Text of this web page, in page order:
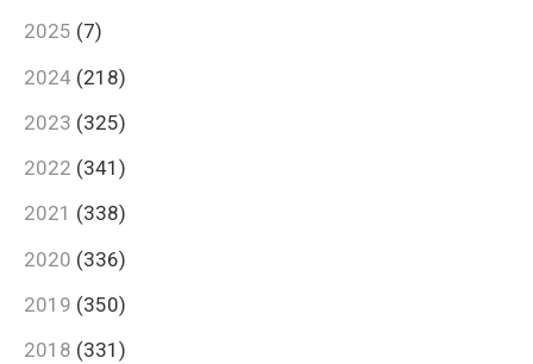
2025 (7)
2024 (218)
2023 (325)
2022 (341)
2021 (338)
2020 (336)
2019 (350)
2018 (331)